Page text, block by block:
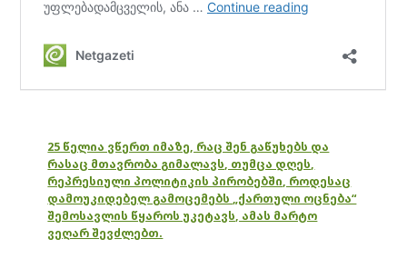
25 წელია ვწერთ იმაზე, რაც შენ გაწუხებს და
რასაც მთავრობა გიმალავს, თუმცა დღეს,
რეპრესიული პოლიტიკის პირობებში, როდესაც
დამოუკიდებელ გამოცემებს „ქართული ოცნება“
შემოსავლის წყაროს უკეტავს, ამას მარტო
ვეღარ შევძლებთ.